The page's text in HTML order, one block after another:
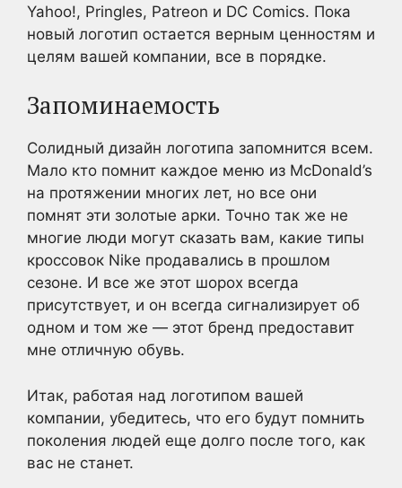
Yahoo!, Pringles, Patreon и DC Comics. Пока
новый логотип остается верным ценностям и
целям вашей компании, все в порядке.
Запоминаемость
Солидный дизайн логотипа запомнится всем.
Мало кто помнит каждое меню из McDonald’s
на протяжении многих лет, но все они
помнят эти золотые арки. Точно так же не
многие люди могут сказать вам, какие типы
кроссовок Nike продавались в прошлом
сезоне. И все же этот шорох всегда
присутствует, и он всегда сигнализирует об
одном и том же — этот бренд предоставит
мне отличную обувь.
Итак, работая над логотипом вашей
компании, убедитесь, что его будут помнить
поколения людей еще долго после того, как
вас не станет.